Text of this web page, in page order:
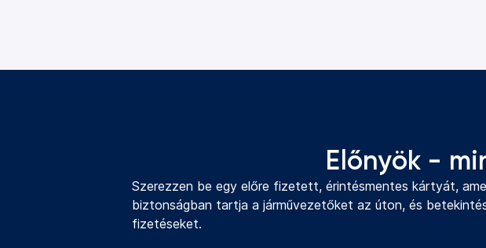
Előnyök -
Szerezzen be egy előre fizetett, érintésmentes kártyát,
biztonságban tartja a járművezetőket az úton, és
fizetéseket.